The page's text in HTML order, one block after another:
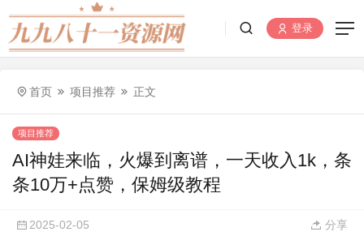
登录
首页 项目推荐 正文
项目推荐
AI神娃来临，火爆到离谱，一天收入1k，条
条10万+点赞，保姆级教程
2025-02-05 分享